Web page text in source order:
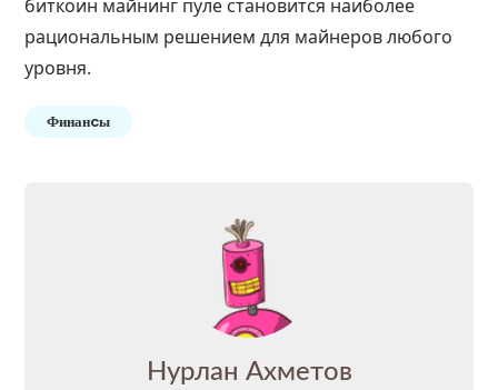
биткоин майнинг пуле становится наиболее
рациональным решением для майнеров любого
уровня.
Финанcы
Нурлан Ахметов